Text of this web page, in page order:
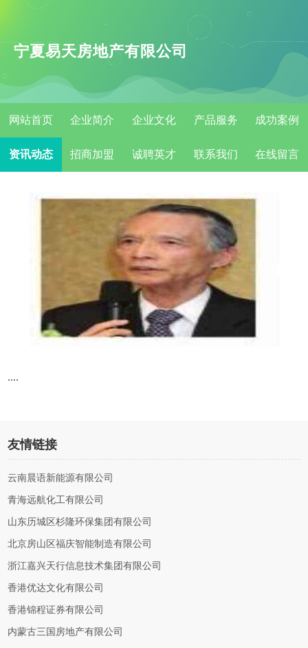
宁夏易天房地产有限公司
网站首页 企业简介 企业文化 产品服务 成功案例
资讯动态 招商加盟 诚聘英才 联系我们 在线留言
....
友情链接
云南晨语新能源有限公司
青海远航化工有限公司
山东历城区杉隆环保集团有限公司
北京房山区福庆智能制造有限公司
浙江嘉兴天行信息技术集团有限公司
香港优达文化有限公司
香港锦程证券有限公司
内蒙古三国房地产有限公司